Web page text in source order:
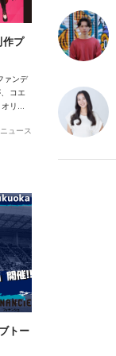
作プ
ァンデ
コエ
オリ…
ニュース
トー